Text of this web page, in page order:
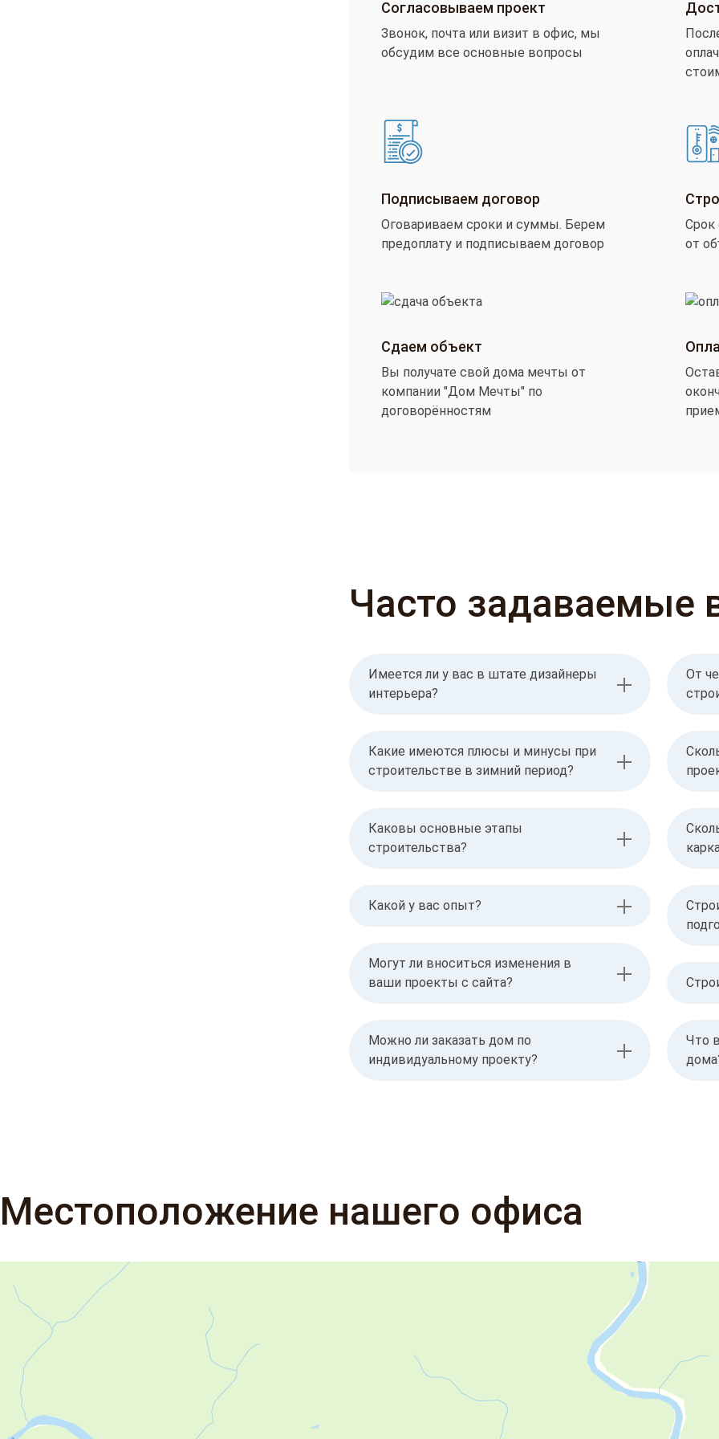
Согласовываем проект
Звонок, почта или визит в офис, мы
обсудим все основные вопросы
Подписываем договор
Оговариваем сроки и суммы. Берем
предоплату и подписываем договор
Срок
от
Сдаем объект
Вы получате свой дома мечты от
компании "Дом Мечты" по
договорённостям
Часто задаваемые
Имеется ли у вас в штате дизайнеры
интерьера?
Какие имеются плюсы и минусы при
строительстве в зимний период?
Каковы основные этапы
строительства?
Какой у вас опыт?
Могут ли вноситься изменения в
ваши проекты с сайта?
Можно ли заказать дом по
индивидуальному проекту?
От
Что
Местоположение нашего офиса